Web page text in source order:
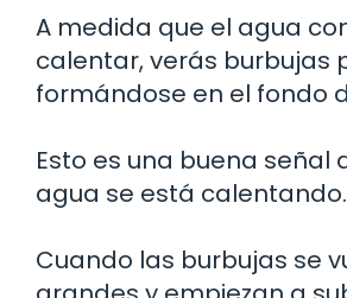
A medida que el agua
calentar, verás burbujas
formándose en el fondo
Esto es una buena señal
agua se está calentando.
Cuando las burbujas se